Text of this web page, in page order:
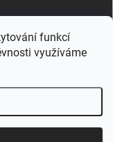
funkcí
využíváme
Upravit nastavení